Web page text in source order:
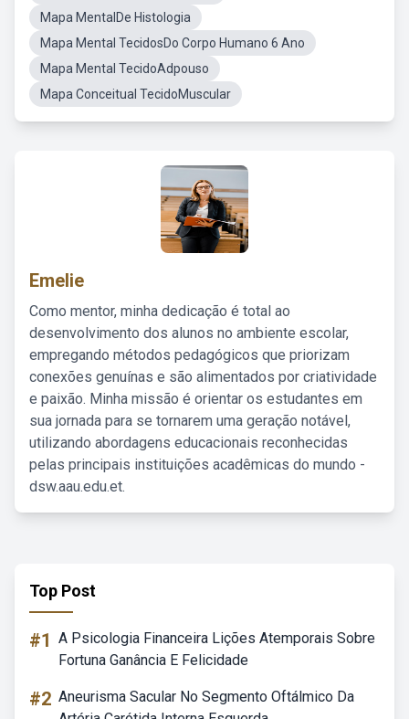
Mapa MentalDe Histologia
Mapa Mental TecidosDo Corpo Humano 6 Ano
Mapa Mental TecidoAdpouso
Mapa Conceitual TecidoMuscular
Emelie
Como mentor, minha dedicação é total ao
desenvolvimento dos alunos no ambiente escolar,
empregando métodos pedagógicos que priorizam
conexões genuínas e são alimentados por criatividade
e paixão. Minha missão é orientar os estudantes em
sua jornada para se tornarem uma geração notável,
utilizando abordagens educacionais reconhecidas
pelas principais instituições acadêmicas do mundo -
dsw.aau.edu.et.
Top Post
#1 A Psicologia Financeira Lições Atemporais Sobre
Fortuna Ganância E Felicidade
#2 Aneurisma Sacular No Segmento Oftálmico Da